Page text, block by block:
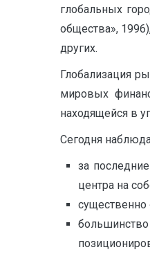
глобальных
общества»,
других.
Глобализация
мировых
находящейся в
Сегодня
за
центра на